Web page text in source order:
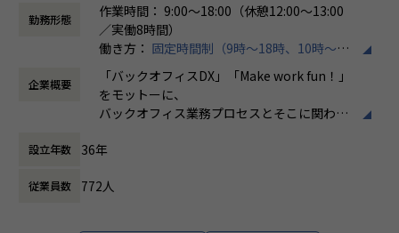
【プロジェクト内容※一例です※】
受注システム：要件定義からリリースまで約2年のプロジ
ェクトにおいて、開発期間は2ヵ月と短納期で完了
生成型AI ：プロセスマイニングを用いた野良AIの防止
【ローコード開発に携わったエンジニアの声】
そうなイメージが正直あったが、実際にやってみるとローコ
・API開発、オープンソースは今までできたことを効率的
大手銀行向け 基盤更改
h）、JP1​
その他、サーバーレスアーキテクチャでのデータ基盤構築
勤務形態
作業時間： 9:00～18:00（休憩12:00～13:00
／実働8時間）
働き方： 固定時間制（9時～18時、10時～19
時など）
時間外労働の有無： 有（月平均10時間）
休憩時間： 60分
企業概要
「バックオフィスDX」「Make work fun！」
をモットーに、
バックオフィス業務プロセスとそこに関わる
企業競争力を向上させることを使命としてい
設立年数 36年
従業員数 772人